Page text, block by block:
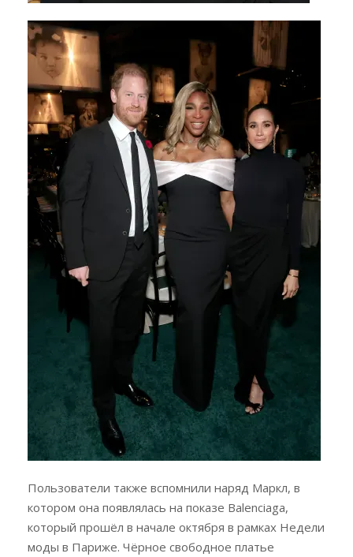
Пользователи также вспомнили наряд Маркл, в
котором она появлялась на показе Balenciaga,
который прошёл в начале октября в рамках Недели
моды в Париже. Чёрное свободное платье